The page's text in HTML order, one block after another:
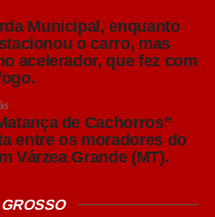
não são exatamente
se o estilo mais
mais de 90% de
o equilíbrio entre
notas suaves de malte,
Por apresentar um
petiscos, carnes brancas e
Municipal, enquanto
o carro, mas
acelerador, que fez com
de Cachorros”
entre os moradores do
Várzea Grande (MT).